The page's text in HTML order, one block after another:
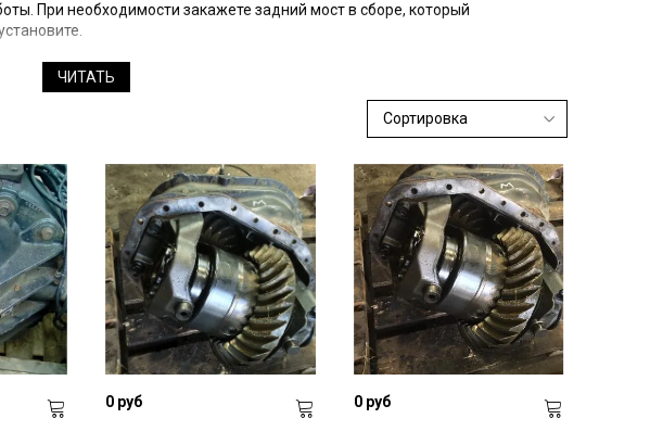
При необходимости закажете задний мост в сборе, который
ЧИТАТЬ
0 руб 0 руб